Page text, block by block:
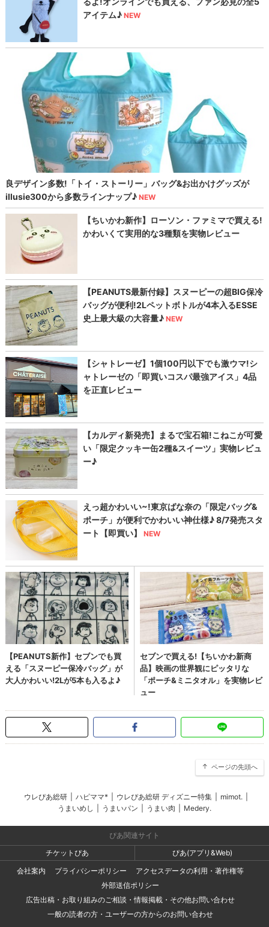
ページの先頭へ
ウレぴあ総研 ハピママ* ウレぴあ総研 ディズニー特集 mimot.
うまいめし
うまいパン うまい肉 Medery.
ぴあ関連サイト
チケットぴあ
ぴあ(アプリ&Web)
会社案内
プライバシーポリシー
アクセスデータの利用・著作権等
外部送信ポリシー
広告出稿・お取り組みのご相談・情報掲載・その他お問い合わせ
一般の読者の方・ユーザーの方からのお問い合わせ